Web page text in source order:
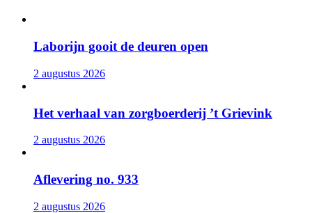
Laborijn gooit de deuren open
2 augustus 2026
Het verhaal van zorgboerderij ’t Grievink
2 augustus 2026
Aflevering no. 933
2 augustus 2026